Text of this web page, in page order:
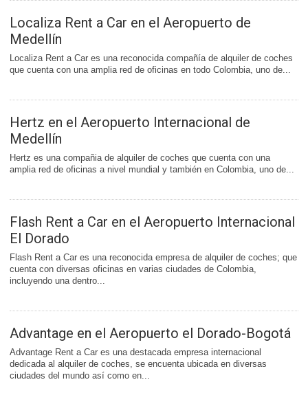
Localiza Rent a Car en el Aeropuerto de
Medellín
Localiza Rent a Car es una reconocida compañía de alquiler de coches
que cuenta con una amplia red de oficinas en todo Colombia, uno de...
Hertz en el Aeropuerto Internacional de
Medellín
Hertz es una compañia de alquiler de coches que cuenta con una
amplia red de oficinas a nivel mundial y también en Colombia, uno de...
Flash Rent a Car en el Aeropuerto Internacional
El Dorado
Flash Rent a Car es una reconocida empresa de alquiler de coches; que
cuenta con diversas oficinas en varias ciudades de Colombia,
incluyendo una dentro...
Advantage en el Aeropuerto el Dorado-Bogotá
Advantage Rent a Car es una destacada empresa internacional
dedicada al alquiler de coches, se encuenta ubicada en diversas
ciudades del mundo así como en...